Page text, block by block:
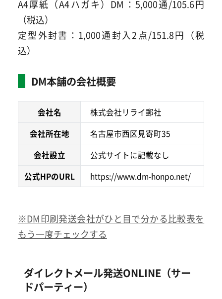
A4厚紙（A4ハガキ）DM：5,000通/105.6円
（税込）
定型外封書：1,000通封入2点/151.8円（税
込）
DM本舗の会社概要
会社名
株式会社リライ郵社
会社所在地
名古屋市西区見寄町35
会社設立
公式サイトに記載なし
公式HPのURL
https://www.dm-honpo.net/
※DM印刷発送会社がひと目で分かる比較表を
もう一度チェックする
ダイレクトメール発送ONLINE（サー
ドパーティー）